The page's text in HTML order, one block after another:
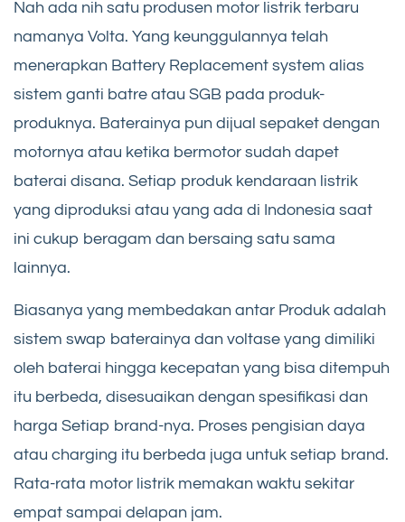
Nah ada nih satu produsen motor listrik terbaru
namanya Volta. Yang keunggulannya telah
menerapkan Battery Replacement system alias
sistem ganti batre atau SGB pada produk-
produknya. Baterainya pun dijual sepaket dengan
motornya atau ketika bermotor sudah dapet
baterai disana. Setiap produk kendaraan listrik
yang diproduksi atau yang ada di Indonesia saat
ini cukup beragam dan bersaing satu sama
lainnya.
Biasanya yang membedakan antar Produk adalah
sistem swap baterainya dan voltase yang dimiliki
oleh baterai hingga kecepatan yang bisa ditempuh
itu berbeda, disesuaikan dengan spesifikasi dan
harga Setiap brand-nya. Proses pengisian daya
atau charging itu berbeda juga untuk setiap brand.
Rata-rata motor listrik memakan waktu sekitar
empat sampai delapan jam.